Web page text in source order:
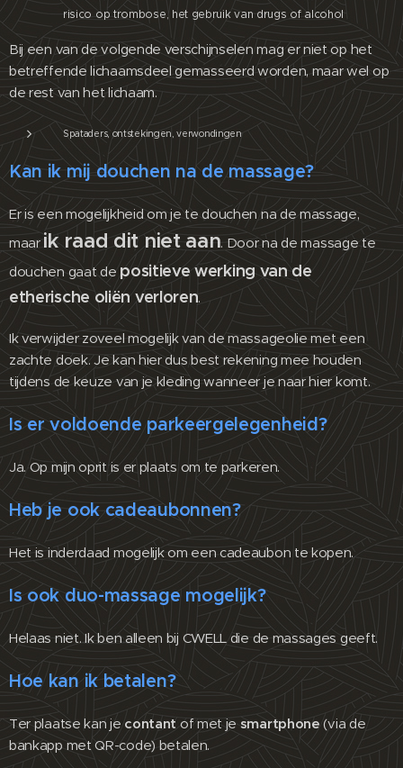
risico op trombose, het gebruik van drugs of alcohol
Bij een van de volgende verschijnselen mag er niet op het
betreffende lichaamsdeel gemasseerd worden, maar wel op
de rest van het lichaam.
Spataders, ontstekingen, verwondingen
Kan ik mij douchen na de massage?
Er is een mogelijkheid om je te douchen na de massage,
maar ik raad dit niet aan. Door na de massage te
douchen gaat de positieve werking van de
etherische oliën verloren.
Ik verwijder zoveel mogelijk van de massageolie met een
zachte doek. Je kan hier dus best rekening mee houden
tijdens de keuze van je kleding wanneer je naar hier komt.
Is er voldoende parkeergelegenheid?
Ja. Op mijn oprit is er plaats om te parkeren.
Heb je ook cadeaubonnen?
Het is inderdaad mogelijk om een cadeaubon te kopen.
Is ook duo-massage mogelijk?
Helaas niet. Ik ben alleen bij CWELL die de massages geeft.
Hoe kan ik betalen?
Ter plaatse kan je contant of met je smartphone(via de
bankapp met QR-code) betalen.